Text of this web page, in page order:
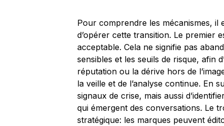
Pour comprendre les mécanismes, il
d’opérer cette transition. Le premier
acceptable. Cela ne signifie pas
sensibles et les seuils de risque, afin
réputation ou la dérive hors de
la veille et de l’analyse continue. En
signaux de crise, mais aussi
qui émergent des conversations. Le
stratégique: les marques peuvent